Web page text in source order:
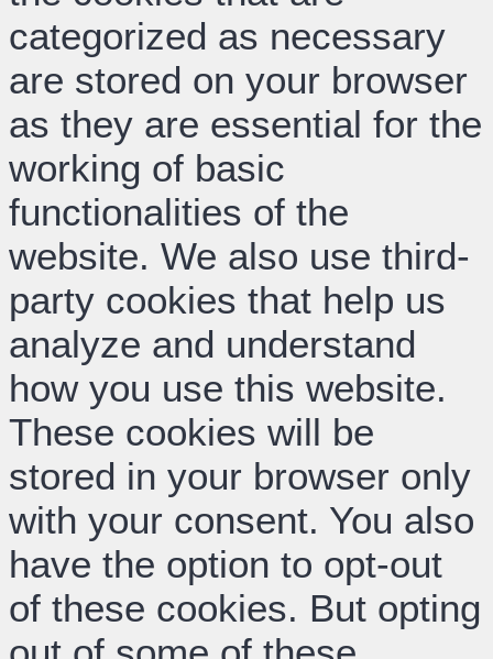
categorized as necessary
are stored on your browser
as they are essential for the
working of basic
functionalities of the
website. We also use third-
party cookies that help us
analyze and understand
how you use this website.
These cookies will be
stored in your browser only
with your consent. You also
have the option to opt-out
of these cookies. But opting